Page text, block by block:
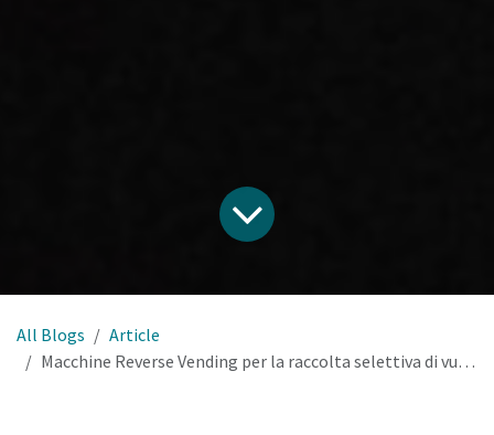
All Blogs
Article
Macchine Reverse Vending per la raccolta selettiva di vuoti.